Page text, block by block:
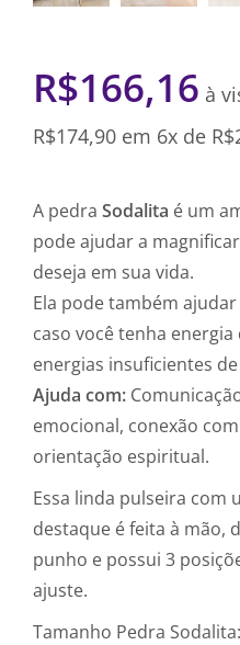
R$166,16 à
R$174,90 em 6x de R$
A pedra Sodalita é um
pode ajudar a
deseja em sua vida.
Ela pode também
caso você tenha
energias insuficientes
Ajuda com:
emocional, conexão
orientação espiritual.
Essa linda pulseira com
destaque é feita à mão,
punho e possui 3
ajuste.
Tamanho Pedra